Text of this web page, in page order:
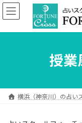
コ
ン
ン
ナ
ビ
ー
授業
横浜（神奈川）の占い